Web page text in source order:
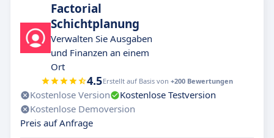
Factorial
Schichtplanung
Verwalten Sie Ausgaben
und Finanzen an einem
Ort
4.5Erstellt auf Basis von +200 Bewertungen
Kostenlose Version
Kostenlose Testversion
Kostenlose Demoversion
Preis auf Anfrage